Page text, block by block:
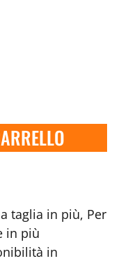
taglia in più, Per
in più
in